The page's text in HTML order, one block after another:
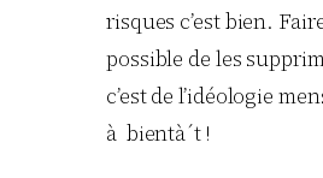
risques c’est bien.
possible de les
c’est de l’idéologie
à bientà´t !